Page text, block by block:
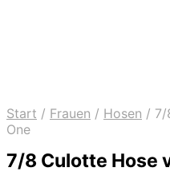
Start / Frauen / Hosen / 7/
One
7/8 Culotte Hose